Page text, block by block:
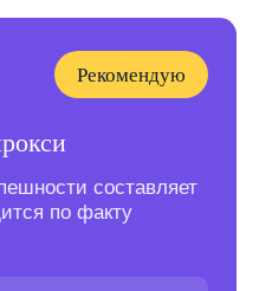
Рекомендую
составляет
по факту